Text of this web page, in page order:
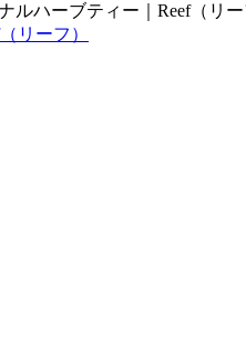
ルハーブティー｜Reef（リ